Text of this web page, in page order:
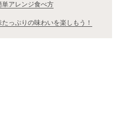
アレンジ食べ方
っぷりの味わいを楽しもう！